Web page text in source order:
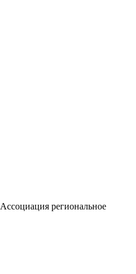
Ассоциация региональное